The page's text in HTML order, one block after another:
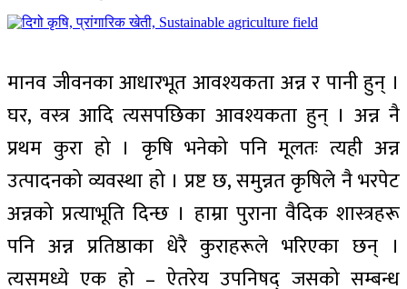
मानव जीवनका आधारभूत आवश्यकता अन्न र पानी हुन् ।
घर, वस्त्र आदि त्यसपछिका आवश्यकता हुन् । अन्न नै
प्रथम कुरा हो । कृषि भनेको पनि मूलतः त्यही अन्न
उत्पादनको व्यवस्था हो । प्रष्ट छ, समुन्नत कृषिले नै भरपेट
अन्नको प्रत्याभूति दिन्छ । हाम्रा पुराना वैदिक शास्त्रहरू
पनि अन्न प्रतिष्ठाका धेरै कुराहरूले भरिएका छन् ।
त्यसमध्ये एक हो – ऐतरेय उपनिषद्‌ जसको सम्बन्ध